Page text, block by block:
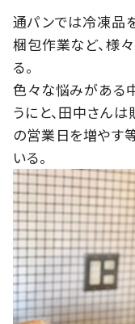
通パンでは冷凍品
梱包作業など、様
る。
色々な悩みがある
うにと、田中さん
の営業日を増やす
いる。